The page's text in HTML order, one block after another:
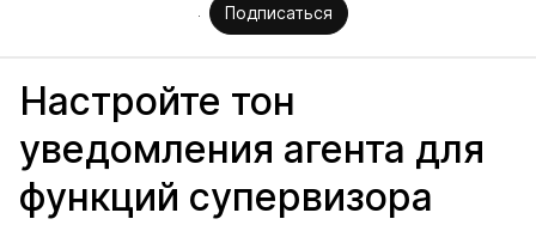
Подписаться
Настройте тон
уведомления агента для
функций супервизора